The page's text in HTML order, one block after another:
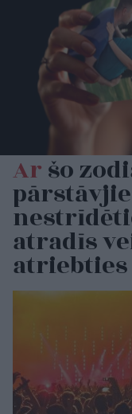
Aršo
atradīs
atriebties